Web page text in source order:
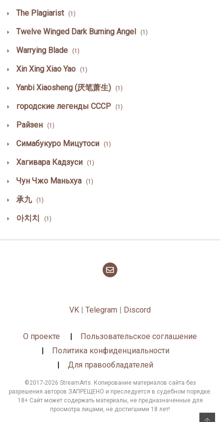
The Plagiarist (1)
Twelve Winged Dark Burning Angel (1)
Warrying Blade (1)
Xin Xing Xiao Yao (1)
Yanbi Xiaosheng (厌笔萧生) (1)
городские легенды СССР (1)
Райзен (1)
Симабукуро Мицутоси (1)
Хагивара Кадзуси (1)
Чун Чжо Маньхуа (1)
承九 (1)
아치치 (1)
VK | Telegram | Discord
О проекте
Пользовательское соглашение
Политика конфиденциальности
Для правообладателей
©2017-2026 StreamArts. Копирование материалов сайта без
разрешения авторов ЗАПРЕЩЕНО и преследуется в судебном порядке.
18+ Сайт может содержать материалы, не предназначенные для
просмотра лицами, не достигшими 18 лет!